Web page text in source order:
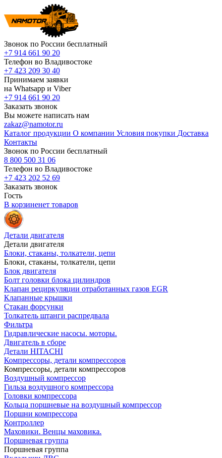
Звонок по России бесплатный
+7 914 661 90 20
Телефон во Владивостоке
+7 423 209 30 40
Принимаем заявки
на Whatsapp и Viber
+7 914 661 90 20
Заказать звонок
Вы можете написать нам
zakaz@namotor.ru
Каталог продукции О компании Условия покупки Доставка
Контакты
Звонок по России бесплатный
8 800 500 31 06
Телефон во Владивостоке
+7 423 202 52 69
Заказать звонок
Гость
В корзиненет товаров
Детали двигателя
Детали двигателя
Блоки, стаканы, толкатели, цепи
Блоки, стаканы, толкатели, цепи
Блок двигателя
Болт головки блока цилиндров
Клапан рециркуляции отработанных газов EGR
Клапанные крышки
Стакан форсунки
Толкатель штанги распредвала
Фильтра
Гидравлические насосы. моторы.
Двигатель в сборе
Детали HITACHI
Компрессоры, детали компрессоров
Компрессоры, детали компрессоров
Воздушный компрессор
Гильза воздушного компрессора
Головки компрессора
Кольца поршневые на воздушный компрессор
Поршни компрессора
Контроллер
Маховики. Венцы маховика.
Поршневая группа
Поршневая группа